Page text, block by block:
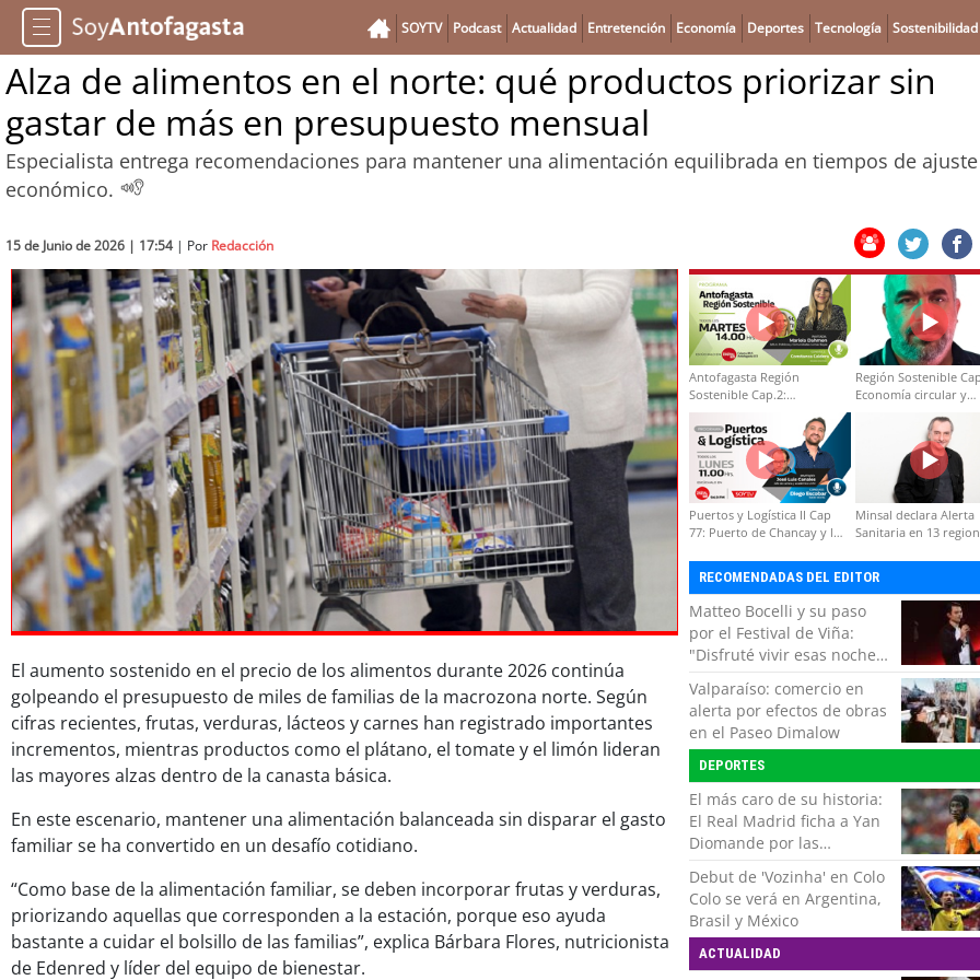
SOYTV Podcast Actualidad Entretención Economía Deportes Tecnología Sostenibilidad
Alza de alimentos en el norte: qué productos priorizar sin
gastar de más en presupuesto mensual
Especialista entrega recomendaciones para mantener una alimentación equilibrada en tiempos de ajuste
económico.
15 de Junio de 2026 | 17:54| Por Redacción
El aumento sostenido en el precio de los alimentos durante 2026 continúa
golpeando el presupuesto de miles de familias de la macrozona norte. Según
cifras recientes, frutas, verduras, lácteos y carnes han registrado importantes
incrementos, mientras productos como el plátano, el tomate y el limón lideran
las mayores alzas dentro de la canasta básica.
En este escenario, mantener una alimentación balanceada sin disparar el gasto
familiar se ha convertido en un desafío cotidiano.
“Como base de la alimentación familiar, se deben incorporar frutas y verduras,
priorizando aquellas que corresponden a la estación, porque eso ayuda
bastante a cuidar el bolsillo de las familias”, explica Bárbara Flores, nutricionista
de Edenred y líder del equipo de bienestar.
Antofagasta Región
Sostenible Cap.2:
Educación ambiental y
formación de capacidades
técnicas
Región Sostenible
Economía circular y
Puertos y Logística II Cap
77: Puerto de Chancay y la
Minsal declara Alerta
Sanitaria en 13
RECOMENDADAS DEL EDITOR
Matteo Bocelli y su paso
por el Festival de Viña:
"Disfruté vivir esas noches.
Es momento de volver con
mi show"
Valparaíso: comercio en
alerta por efectos de obras
en el Paseo Dimalow
DEPORTES
El más caro de su historia:
El Real Madrid ficha a Yan
Diomande por las
próximas siete temporadas
Debut de 'Vozinha' en Colo
Colo se verá en Argentina,
Brasil y México
ACTUALIDAD